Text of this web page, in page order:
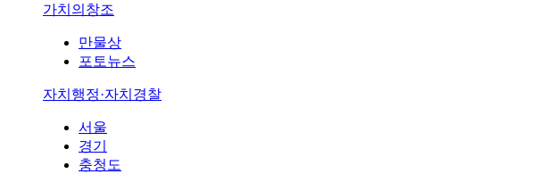
가치의창조
만물상
포토뉴스
자치행정·자치경찰
서울
경기
충청도